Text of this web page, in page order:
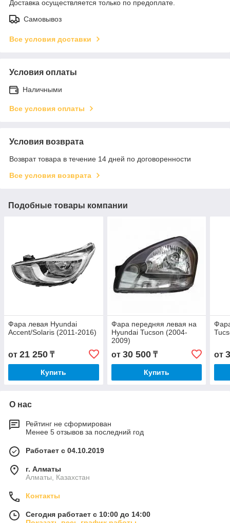
Доставка осуществляется только по предоплате.
Самовывоз
Все условия доставки
Условия оплаты
Наличными
Все условия оплаты
Условия возврата
Возврат товара в течение 14 дней по договоренности
Все условия возврата
Подобные товары компании
Фара левая Hyundai
Accent/Solaris (2011-2016)
от 21 250 ₸
Купить
Фара передняя левая на
Hyundai Tucson (2004-
2009)
от 30 500₸
Купить
от
О нас
Рейтинг не сформирован
Менее 5 отзывов за последний год
Работает с 04.10.2019
г. Алматы
Алматы, Казахстан
Контакты
Сегодня работает с 10:00 до 14:00